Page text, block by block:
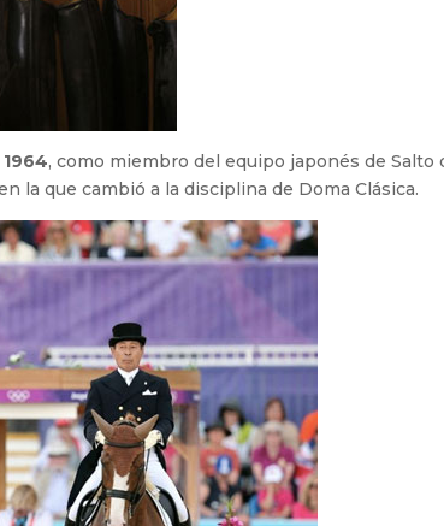
, como miembro del equipo japonés de Salto
la que cambió a la disciplina de Doma Clásica.